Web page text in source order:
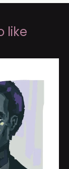
like